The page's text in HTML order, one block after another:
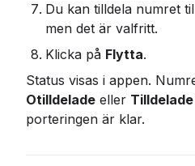
Du kan tilldela numret
men det är valfritt.
Klicka på Flytta.
Status visas i appen.
Otilldelade eller
porteringen är klar.